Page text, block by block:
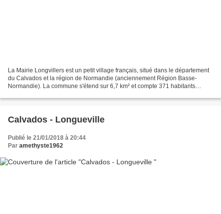
La Mairie Longvillers est un petit village français, situé dans le département
du Calvados et la région de Normandie (anciennement Région Basse-
Normandie). La commune s'étend sur 6,7 km² et compte 371 habitants
Calvados - Longueville
Publié le 21/01/2018 à 20:44
Par amethyste1962